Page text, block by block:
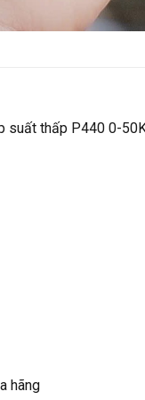
suất thấp P440 0-
hãng